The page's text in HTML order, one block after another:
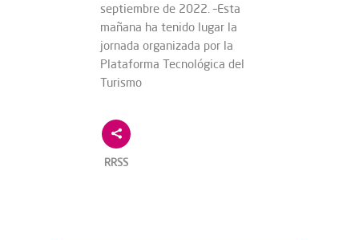
septiembre de 2022. –Esta
mañana ha tenido lugar la
jornada organizada por la
Plataforma Tecnológica del
Turismo
RRSS